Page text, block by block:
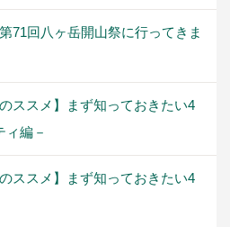
第71回八ヶ岳開山祭に行ってきま
のススメ】まず知っておきたい4
ィ編－
のススメ】まず知っておきたい4